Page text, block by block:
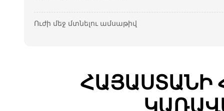
Ուժի մեջ մտնելու ամսաթիվ
ՀԱՅԱՍՏԱՆԻ